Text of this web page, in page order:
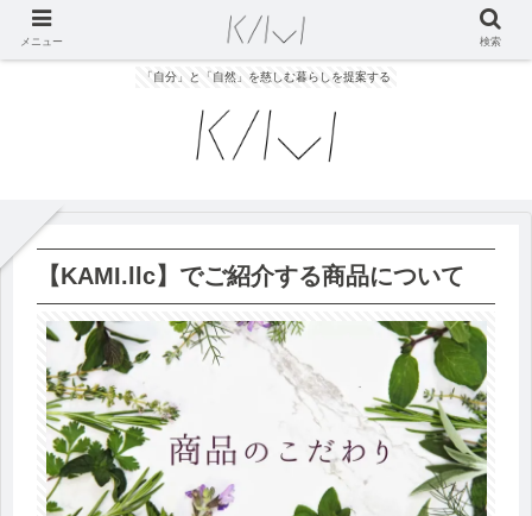
「自分」と「自然」を慈しむ暮らしを提案する
【KAMI.llc】でご紹介する商品について
メニュー 検索